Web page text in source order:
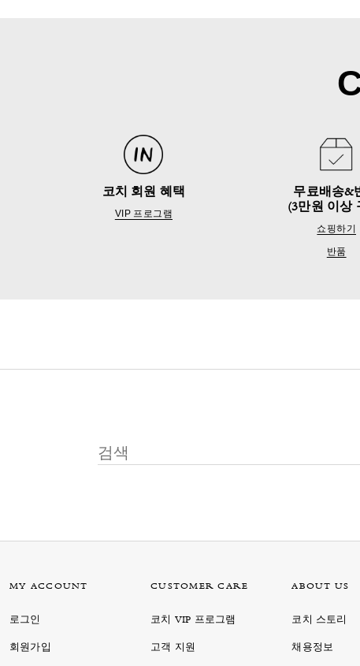
코치 회원 혜택
VIP 프로그램
무료배송&
(3만원 이상
쇼핑하기
반품
MY ACCOUNT
로그인
회원가입
CUSTOMER CARE
코치 VIP 프로그램
고객 지원
ABOUT US
코치 스토리
채용정보